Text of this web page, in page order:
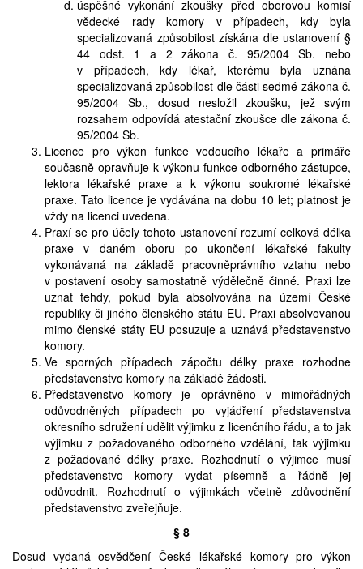
úspěšné vykonání zkoušky před oborovou komisí
vědecké rady komory v případech, kdy byla
specializovaná způsobilost získána dle ustanovení §
44 odst. 1 a 2 zákona č. 95/2004 Sb. nebo
v případech, kdy lékař, kterému byla uznána
specializovaná způsobilost dle části sedmé zákona č.
95/2004 Sb., dosud nesložil zkoušku, jež svým
rozsahem odpovídá atestační zkoušce dle zákona č.
95/2004 Sb.
Licence pro výkon funkce vedoucího lékaře a primáře
současně opravňuje k výkonu funkce odborného zástupce,
lektora lékařské praxe a k výkonu soukromé lékařské
praxe. Tato licence je vydávána na dobu 10 let; platnost je
vždy na licenci uvedena.
Praxí se pro účely tohoto ustanovení rozumí celková délka
praxe v daném oboru po ukončení lékařské fakulty
vykonávaná na základě pracovněprávního vztahu nebo
v postavení osoby samostatně výdělečně činné. Praxi lze
uznat tehdy, pokud byla absolvována na území České
republiky či jiného členského státu EU. Praxi absolvovanou
mimo členské státy EU posuzuje a uznává představenstvo
komory.
Ve sporných případech zápočtu délky praxe rozhodne
představenstvo komory na základě žádosti.
Představenstvo komory je oprávněno v mimořádných
odůvodněných případech po vyjádření představenstva
okresního sdružení udělit výjimku z licenčního řádu, a to jak
výjimku z požadovaného odborného vzdělání, tak výjimku
z požadované délky praxe. Rozhodnutí o výjimce musí
představenstvo komory vydat písemně a řádně jej
odůvodnit. Rozhodnutí o výjimkách včetně zdůvodnění
představenstvo zveřejňuje.
§ 8
Dosud vydaná osvědčení České lékařské komory pro výkon